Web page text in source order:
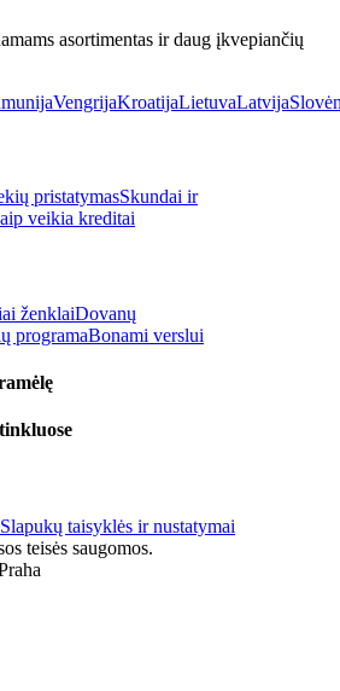
asortimentas ir daug įkvepiančių
VengrijaKroatijaLietuvaLatvija
pristatymasSkundai ir
veikia kreditai
ženklaiDovanų
programaBonami verslui
Slapukų taisyklės ir nustatymai
teisės saugomos.